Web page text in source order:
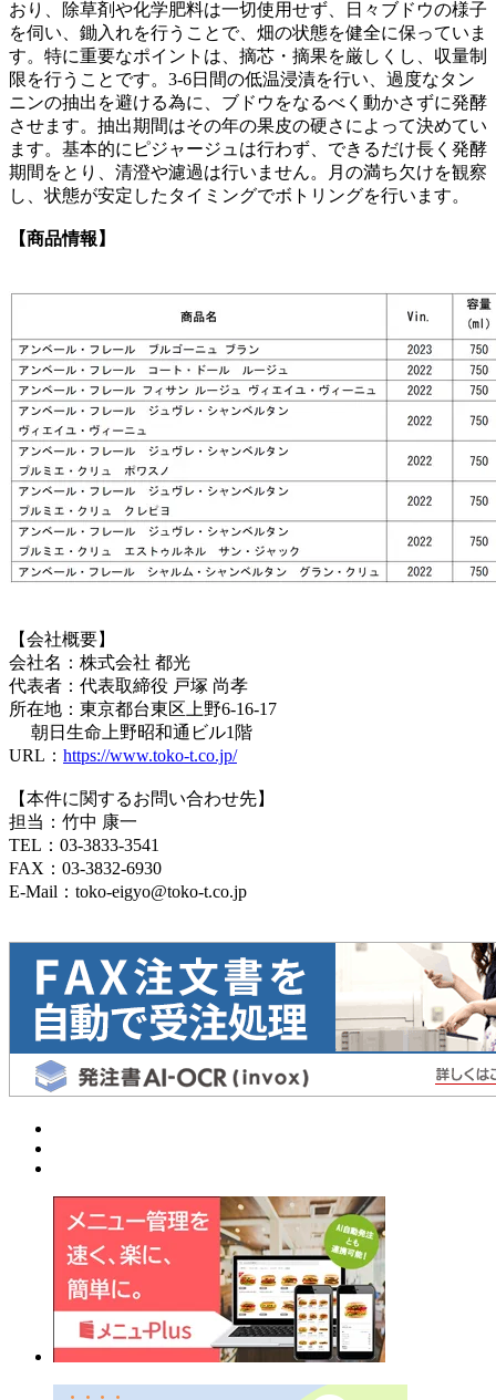
おり、除草剤や化学肥料は一切使用せず、日々ブドウの様子
を伺い、鋤入れを行うことで、畑の状態を健全に保っていま
す。特に重要なポイントは、摘芯・摘果を厳しくし、収量制
限を行うことです。3-6日間の低温浸漬を行い、過度なタン
ニンの抽出を避ける為に、ブドウをなるべく動かさずに発酵
させます。抽出期間はその年の果皮の硬さによって決めてい
ます。基本的にピジャージュは行わず、できるだけ長く発酵
期間をとり、清澄や濾過は行いません。月の満ち欠けを観察
し、状態が安定したタイミングでボトリングを行います。
【商品情報】
【会社概要】
会社名：株式会社 都光
代表者：代表取締役 戸塚 尚孝
所在地：東京都台東区上野6-16-17
朝日生命上野昭和通ビル1階
URL： https://www.toko-t.co.jp/
【本件に関するお問い合わせ先】
担当：竹中 康一
TEL：03-3833-3541
FAX：03-3832-6930
E-Mail：toko-eigyo@toko-t.co.jp